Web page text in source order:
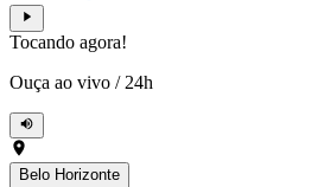
Tocando agora!
Ouça ao vivo / 24h
Belo Horizonte